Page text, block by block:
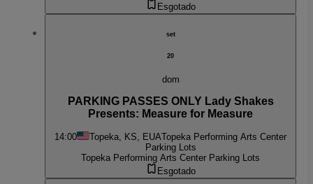
Esgotado
set
20
dom
PARKING PASSES ONLY Lady Shakes
Presents: Measure for Measure
14:00 Topeka, KS, EUATopeka Performing Arts Center
Parking Lots
Topeka Performing Arts Center Parking Lots
Esgotado